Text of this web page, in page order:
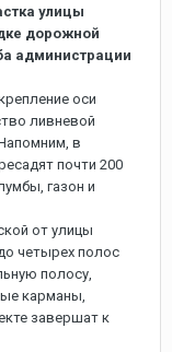
улицы
дорожной
администрации
оси
ливневой
в
почти 200
газон и
от улицы
четырех полос
полосу,
карманы,
завершат к